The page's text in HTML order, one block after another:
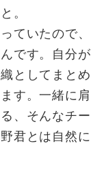
。
ていたので、
です。自分が
としてまとめ
す。一緒に肩
、そんなチー
君とは自然に